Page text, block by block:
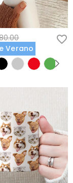
Verano